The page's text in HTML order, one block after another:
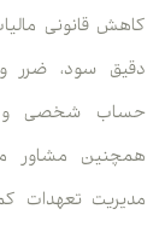
قانونی مالیات با
سود، ضرر و
شخصی و
مشاور
تعهدات کمک